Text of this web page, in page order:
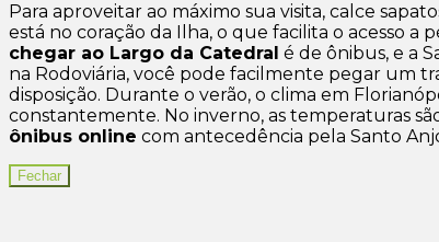
Para aproveitar ao máximo sua visita, calce
está no coração da Ilha, o que facilita o acesso a
chegar ao Largo da Catedral é de ônibus, e a
na Rodoviária, você pode facilmente pegar um
disposição. Durante o verão, o clima em
constantemente. No inverno, as temperaturas
ônibus online com antecedência pela Santo
Fechar